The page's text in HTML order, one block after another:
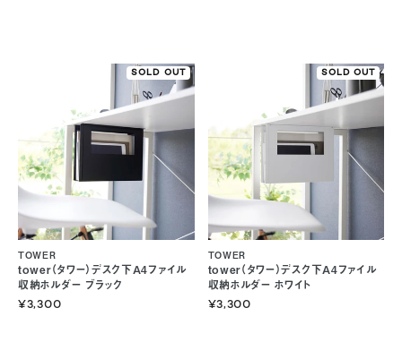
SOLD OUT
tower（タワー）デスク下A4ファイル
収納ホルダー ブラック
TOWER
¥3,300
SOLD OUT
tower（タワー）デスク下A4ファイル
収納ホルダー ホワイト
TOWER
¥3,300